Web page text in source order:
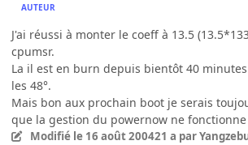
AUTEUR
J'ai réussi à monter le coeff à 13.5
cpumsr.
La il est en burn depuis bientôt 40
les 48°.
Mais bon aux prochain boot je serais
que la gestion du powernow ne
Modifié le 16 août 200421 a par